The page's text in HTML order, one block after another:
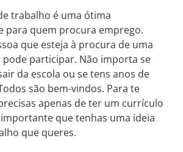
trabalho é uma ótima
para quem procura emprego.
que esteja à procura de uma
pode participar. Não importa se
da escola ou se tens anos de
são bem-vindos. Para te
apenas de ter um currículo
que tenhas uma ideia
que queres.